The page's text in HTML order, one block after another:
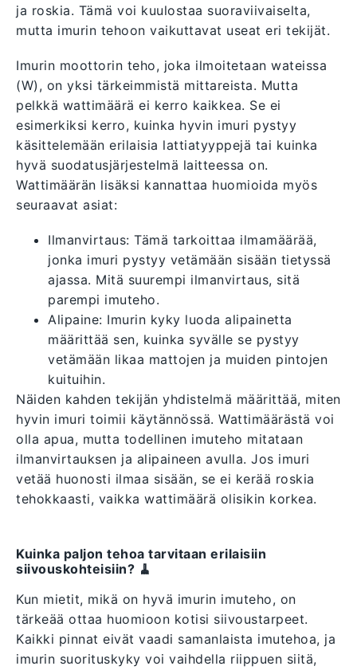
ja roskia. Tämä voi kuulostaa suoraviivaiselta,
mutta imurin tehoon vaikuttavat useat eri tekijät.
Imurin moottorin teho, joka ilmoitetaan wateissa
(W), on yksi tärkeimmistä mittareista. Mutta
pelkkä wattimäärä ei kerro kaikkea. Se ei
esimerkiksi kerro, kuinka hyvin imuri pystyy
käsittelemään erilaisia lattiatyyppejä tai kuinka
hyvä suodatusjärjestelmä laitteessa on.
Wattimäärän lisäksi kannattaa huomioida myös
seuraavat asiat:
Ilmanvirtaus: Tämä tarkoittaa ilmamäärää,
jonka imuri pystyy vetämään sisään tietyssä
ajassa. Mitä suurempi ilmanvirtaus, sitä
parempi imuteho.
Alipaine: Imurin kyky luoda alipainetta
määrittää sen, kuinka syvälle se pystyy
vetämään likaa mattojen ja muiden pintojen
kuituihin.
Näiden kahden tekijän yhdistelmä määrittää, miten
hyvin imuri toimii käytännössä. Wattimäärästä voi
olla apua, mutta todellinen imuteho mitataan
ilmanvirtauksen ja alipaineen avulla. Jos imuri
vetää huonosti ilmaa sisään, se ei kerää roskia
tehokkaasti, vaikka wattimäärä olisikin korkea.
Kuinka paljon tehoa tarvitaan erilaisiin
siivouskohteisiin? 🧹
Kun mietit, mikä on hyvä imurin imuteho, on
tärkeää ottaa huomioon kotisi siivoustarpeet.
Kaikki pinnat eivät vaadi samanlaista imutehoa, ja
imurin suorituskyky voi vaihdella riippuen siitä,